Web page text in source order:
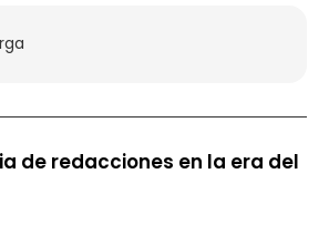
de redacciones en la era del